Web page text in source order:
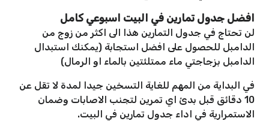
افضل جدول تمارين في البيت اسبوعي كامل
لن تحتاج في جدول التمارين هذا الى اكثر من زوج من
الدامبل للحصول على افضل استجابة (يمكنك استبدال
الدامبل بزجاجتي ماء ممتلئتين بالماء او الرمال)
في البداية من المهم للغاية التسخين جيدا لمدة لا تقل عن
10 دقائق قبل بدئ اي تمرين لتجنب الاصابات وضمان
الاستمرارية في اداء جدول تمارين في البيت.